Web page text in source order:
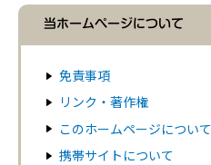
当ホームページについて
免責事項
リンク・著作権
このホームページについて
携帯サイトについて